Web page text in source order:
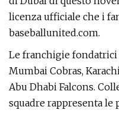
licenza ufficiale che i
baseballunited.com.
Le franchigie
Mumbai Cobras,
Abu Dhabi Falcons.
squadre rappresenta